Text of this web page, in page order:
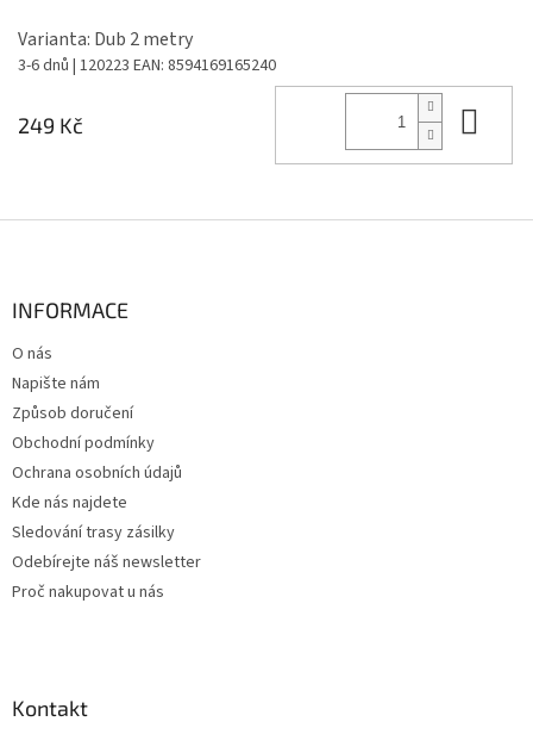
Varianta: Dub 2 metry
3-6 dnů | 120223 EAN: 8594169165240
249 Kč
INFORMACE
O nás
Napište nám
Způsob doručení
Obchodní podmínky
Ochrana osobních údajů
Kde nás najdete
Sledování trasy zásilky
Odebírejte náš newsletter
Proč nakupovat u nás
Kontakt